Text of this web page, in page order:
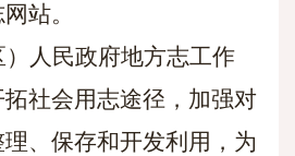
站。
人民政府地方志工作
社会用志途径，加强对
、保存和开发利用，为